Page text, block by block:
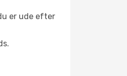
er ude efter